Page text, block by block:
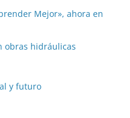
Mejor», ahora en
obras hidráulicas
y futuro